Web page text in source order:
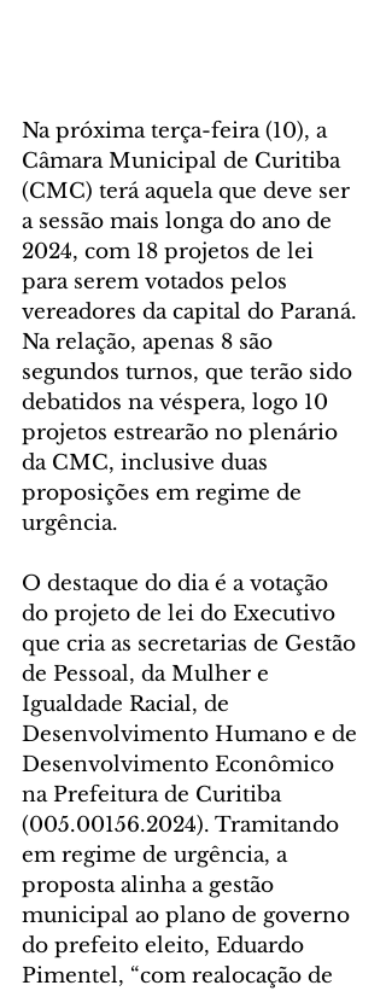
Na próxima terça-feira (10), a
Câmara Municipal de Curitiba
(CMC) terá aquela que deve ser
a sessão mais longa do ano de
2024, com 18 projetos de lei
para serem votados pelos
vereadores da capital do Paraná.
Na relação, apenas 8 são
segundos turnos, que terão sido
debatidos na véspera, logo 10
projetos estrearão no plenário
da CMC, inclusive duas
proposições em regime de
urgência.
O destaque do dia é a votação
do projeto de lei do Executivo
que cria as secretarias de Gestão
de Pessoal, da Mulher e
Igualdade Racial, de
Desenvolvimento Humano e de
Desenvolvimento Econômico
na Prefeitura de Curitiba
(005.00156.2024). Tramitando
em regime de urgência, a
proposta alinha a gestão
municipal ao plano de governo
do prefeito eleito, Eduardo
Pimentel, “com realocação de